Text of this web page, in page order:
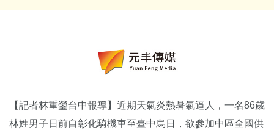
【記者林重鎣台中報導】近期天氣炎熱暑氣逼人，一名86歲
林姓男子日前自彰化騎機車至臺中烏日，欲參加中區全國供